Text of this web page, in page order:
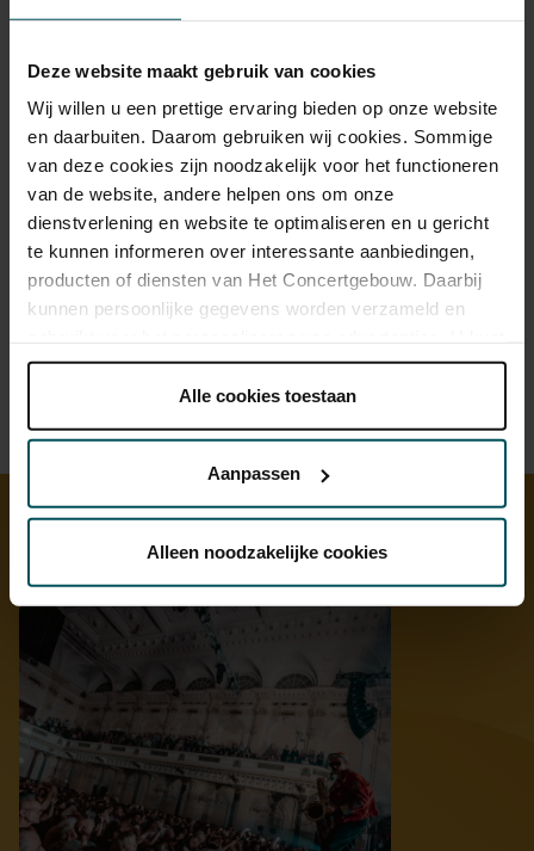
Deze website maakt gebruik van cookies
Wij willen u een prettige ervaring bieden op onze website
en daarbuiten. Daarom gebruiken wij cookies. Sommige
van deze cookies zijn noodzakelijk voor het functioneren
van de website, andere helpen ons om onze
dienstverlening en website te optimaliseren en u gericht
te kunnen informeren over interessante aanbiedingen,
producten of diensten van Het Concertgebouw. Daarbij
kunnen persoonlijke gegevens worden verzameld en
onder 'aanpassen' zelf welke cookies wij mogen
Lees onze cookieverklaring hier. Lees onze
Via decookieverklaringop onze website kunt u uw
We werken samen met
kunnen ontvangen en verwerken.
Alle cookies toestaan
Aanpassen
Alleen noodzakelijke cookies
Ontdek meer